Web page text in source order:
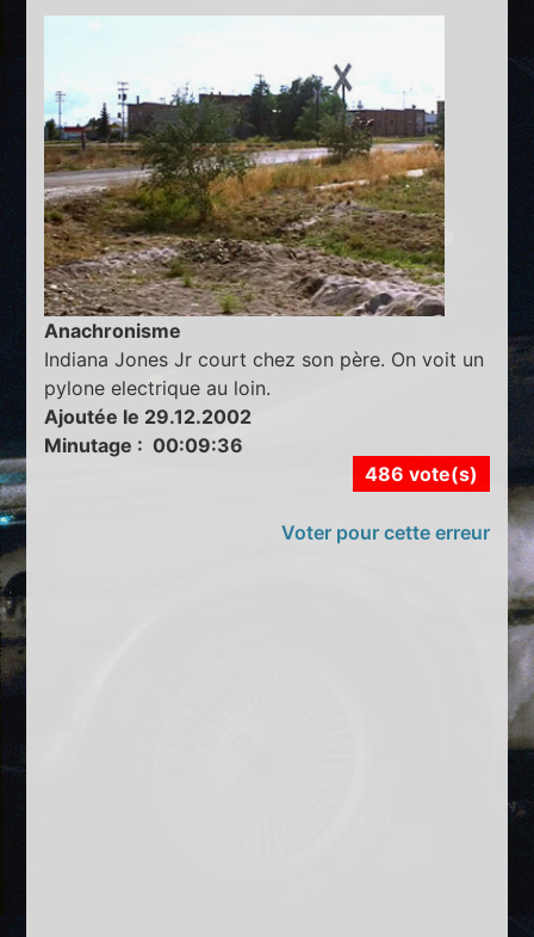
Anachronisme
Indiana Jones Jr court chez son père. On voit un
pylone electrique au loin.
Ajoutée le 29.12.2002
Minutage : 00:09:36
486 vote(s)
Voter pour cette erreur